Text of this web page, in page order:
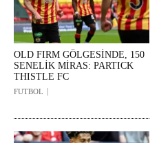
OLD FIRM GÖLGESİNDE, 150
SENELİK MİRAS: PARTICK
THISTLE FC
FUTBOL